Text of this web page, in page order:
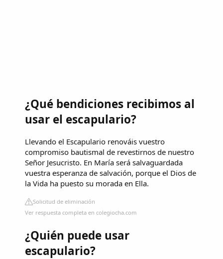
¿Qué bendiciones recibimos al
usar el escapulario?
Llevando el Escapulario renováis vuestro
compromiso bautismal de revestirnos de nuestro
Señor Jesucristo. En María será salvaguardada
vuestra esperanza de salvación, porque el Dios de
la Vida ha puesto su morada en Ella.
Solicitud de eliminación
Ver respuesta completa en colegiocha.com
¿Quién puede usar
escapulario?